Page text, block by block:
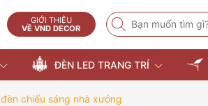
GIỚI THIỆU
VỀ VND DECOR
ĐÈN LED TRANG TRÍ
đèn chiếu sáng nhà xưởng